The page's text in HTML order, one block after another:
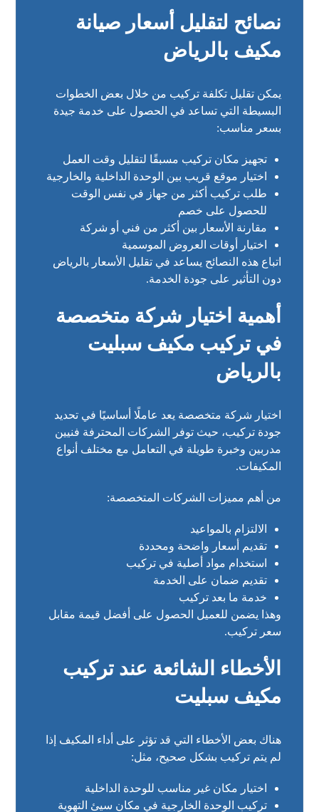
نصائح لتقليل أسعار صيانة
مكيف بالرياض
يمكن تقليل تكلفة تركيب من خلال بعض الخطوات
البسيطة التي تساعد في الحصول على خدمة جيدة
بسعر مناسب:
تجهيز مكان تركيب مسبقًا لتقليل وقت العمل
اختيار موقع قريب بين الوحدة الداخلية والخارجية
طلب تركيب أكثر من جهاز في نفس الوقت
للحصول على خصم
مقارنة الأسعار بين أكثر من فني أو شركة
اختيار أوقات العروض الموسمية
اتباع هذه النصائح يساعد في تقليل الأسعار بالرياض
دون التأثير على جودة الخدمة.
أهمية اختيار شركة متخصصة
في تركيب مكيف سبليت
بالرياض
اختيار شركة متخصصة يعد عاملًا أساسيًا في تحديد
جودة تركيب، حيث توفر الشركات المحترفة فنيين
مدربين وخبرة طويلة في التعامل مع مختلف أنواع
المكيفات.
من أهم مميزات الشركات المتخصصة:
الالتزام بالمواعيد
تقديم أسعار واضحة ومحددة
استخدام مواد أصلية في تركيب
تقديم ضمان على الخدمة
خدمة ما بعد تركيب
وهذا يضمن للعميل الحصول على أفضل قيمة مقابل
سعر تركيب.
الأخطاء الشائعة عند تركيب
مكيف سبليت
هناك بعض الأخطاء التي قد تؤثر على أداء المكيف إذا
لم يتم تركيب بشكل صحيح، مثل:
اختيار مكان غير مناسب للوحدة الداخلية
تركيب الوحدة الخارجية في مكان سيئ التهوية